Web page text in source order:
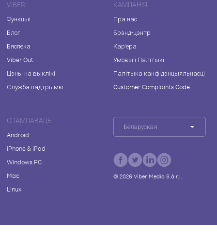
VIBER
Функцыі
Блог
Бяспека
Viber Out
Цэны на выклікі
Служба падтрымкі
КАМПАНІЯ
Пра нас
Брэнд-цэнтр
Кар'ера
Умовы і Палітыкі
Палітыка канфідэнцыяльнасці
Customer Complaints Code
СПАМПАВАЦЬ
Android
iPhone & iPad
Windows PC
Mac
Linux
Беларуская
© 2026Viber Media S.à r.l.